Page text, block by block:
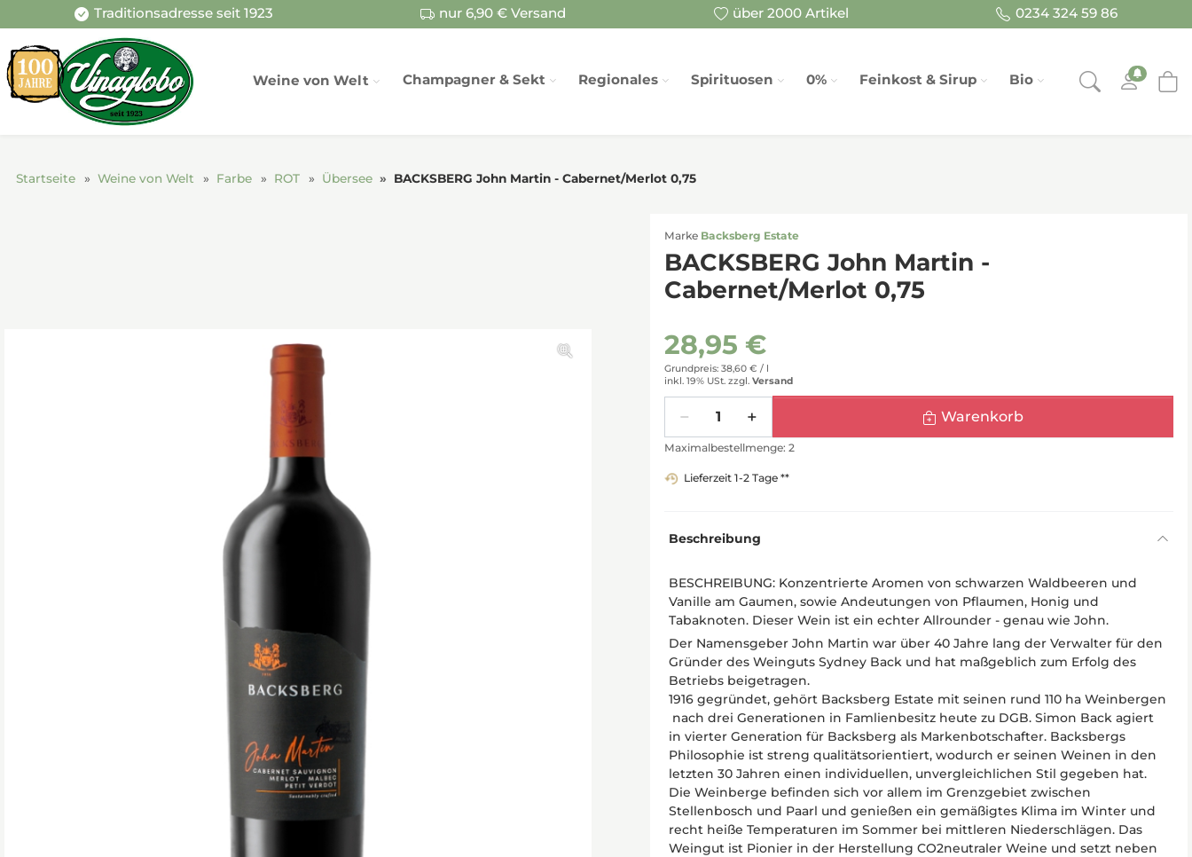
Traditionsadresse seit 1923 nur 6,90 € Versand über 2000 Artikel 0234 324 59 86
Weine von Welt Champagner & Sekt Regionales Spirituosen 0% Feinkost & Sirup Bio
Startseite Weine von Welt Farbe ROT Übersee BACKSBERG John Martin - Cabernet/Merlot 0,75
Marke Backsberg Estate
BACKSBERG John Martin -
Cabernet/Merlot 0,75
28,95 €
Grundpreis: 38,60 € / l
inkl. 19% USt. zzgl. Versand
Warenkorb
Maximalbestellmenge: 2
Lieferzeit 1-2 Tage **
Beschreibung
BESCHREIBUNG: Konzentrierte Aromen von schwarzen Waldbeeren und
Vanille am Gaumen, sowie Andeutungen von Pflaumen, Honig und
Tabaknoten. Dieser Wein ist ein echter Allrounder - genau wie John.
Der Namensgeber John Martin war über 40 Jahre lang der Verwalter für den
Gründer des Weinguts Sydney Back und hat maßgeblich zum Erfolg des
Betriebs beigetragen.
1916 gegründet, gehört Backsberg Estate mit seinen rund 110 ha Weinbergen
nach drei Generationen in Famlienbesitz heute zu DGB. Simon Back agiert
in vierter Generation für Backsberg als Markenbotschafter. Backsbergs
Philosophie ist streng qualitätsorientiert, wodurch er seinen Weinen in den
letzten 30 Jahren einen individuellen, unvergleichlichen Stil gegeben hat.
Die Weinberge befinden sich vor allem im Grenzgebiet zwischen
Stellenbosch und Paarl und genießen ein gemäßigtes Klima im Winter und
recht heiße Temperaturen im Sommer bei mittleren Niederschlägen. Das
Weingut ist Pionier in der Herstellung CO2neutraler Weine und setzt neben